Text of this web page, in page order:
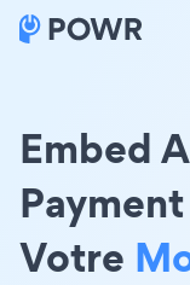
Embed
Votre